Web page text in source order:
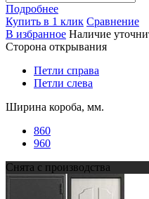
Подробнее
Купить в 1 клик Сравнение
В избранное Наличие
Сторона открывания
Петли справа
Петли слева
Ширина короба, мм.
860
960
Снята с производства